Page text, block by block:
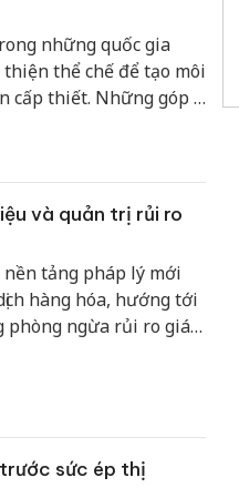
những quốc gia
thể chế để tạo môi
cấp thiết. Những góp ý
và doanh nghiệp
và quản trị rủi ro
nền tảng pháp lý mới
hàng hóa, hướng tới
phòng ngừa rủi ro giá
sức ép thị